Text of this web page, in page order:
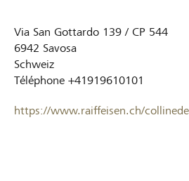
Via San Gottardo 139 / CP 544
6942 Savosa
Schweiz
Téléphone +41919610101
https://www.raiffeisen.ch/